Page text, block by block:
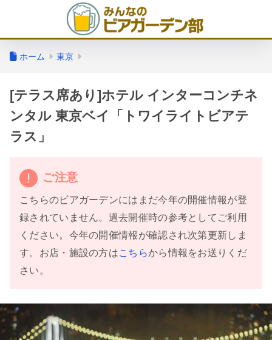
ホーム 東京
[テラス席あり]ホテル インターコンチネ
ンタル 東京ベイ「トワイライトビアテ
ラス」
ご注意
こちらのビアガーデンにはまだ今年の開催情報が登
録されていません。過去開催時の参考としてご利用
ください。今年の開催情報が確認され次第更新しま
す。お店・施設の方はこちらから情報をお送りくだ
さい。